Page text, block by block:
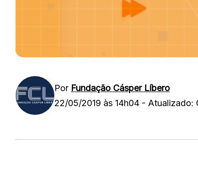
Por Fundação Cásper Líbero
22/05/2019 às 14h04 - Atualizado: